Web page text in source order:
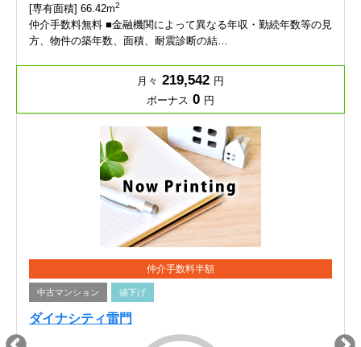
[専有面積] 66.42m2
仲介手数料無料 ■金融機関によって異なる年収・勤続年数等の見
方、物件の築年数、面積、耐震診断の結…
月々 219,542 円
ボーナス 0 円
仲介手数料半額
中古マンション 値下げ
ダイナシティ雷門